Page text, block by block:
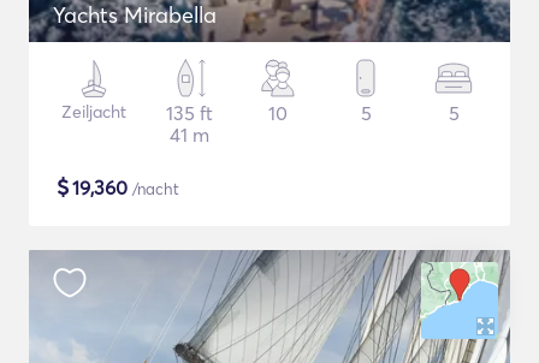
Yachts Mirabella
Zeiljacht
135 ft
41 m
10 5 5
$19,360 /nacht